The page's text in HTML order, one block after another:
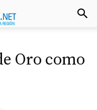
Oro como